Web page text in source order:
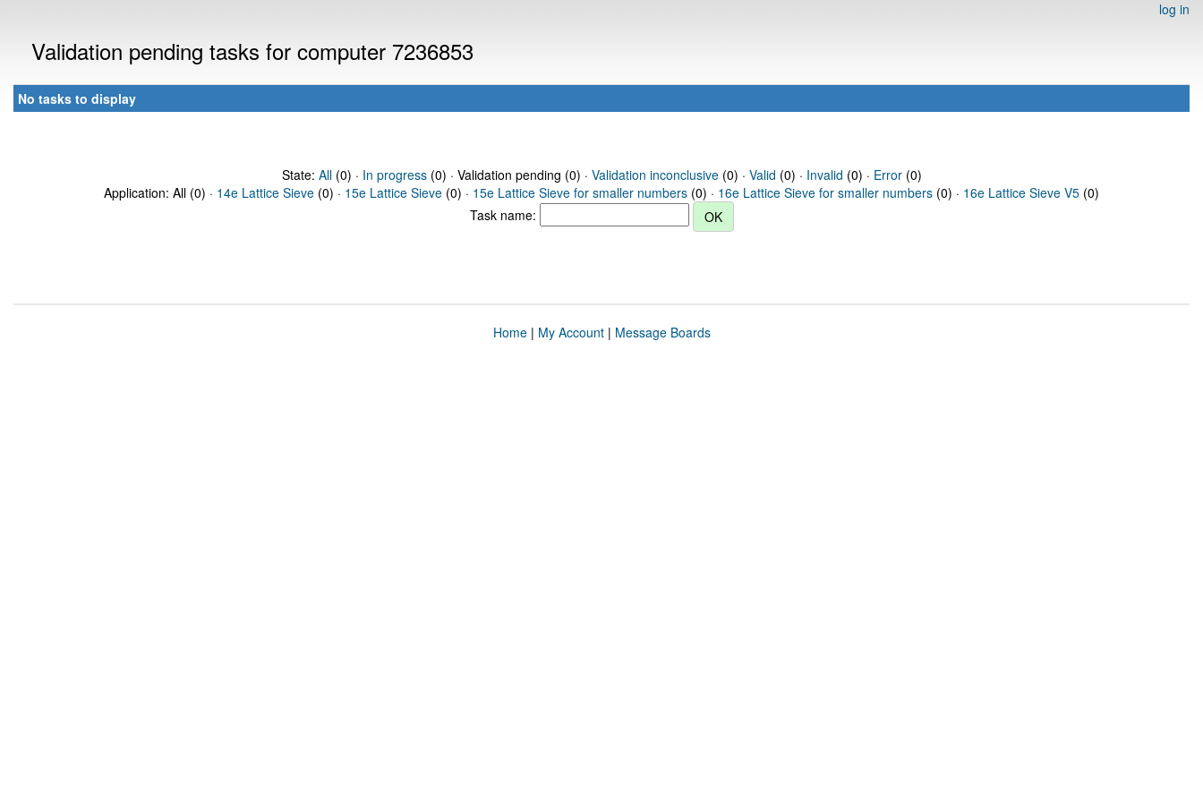
log in
Validation pending tasks for computer 7236853
No tasks to display
State: All(0) · In progress(0) · Validation pending (0) · Validation inconclusive(0) · Valid (0) · Invalid (0) · Error(0)
Application: All (0) · 14e Lattice Sieve (0) · 15e Lattice Sieve (0) · 15e Lattice Sieve for smaller numbers (0) · 16e Lattice Sieve for smaller numbers (0) · 16e Lattice Sieve V5 (0)
Task name:
Home| My Account| Message Boards